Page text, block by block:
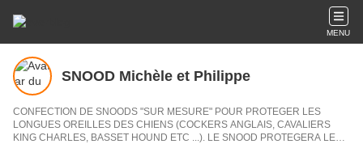
MENU
SNOOD Michèle et Philippe
CONFECTION DE SNOODS "SUR MESURE" POUR PROTEGER LES
LONGUES OREILLES DES CHIENS (COCKERS ANGLAIS, CAVALIERS
KING CHARLES, BASSET HOUND ETC ...). LE SNOOD PROTEGERA LES